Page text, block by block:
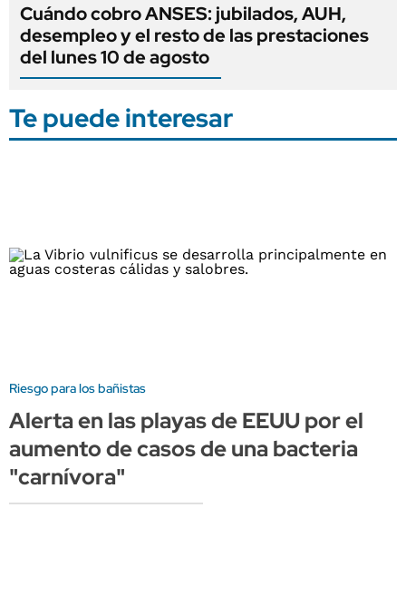
Cuándo cobro ANSES: jubilados, AUH,
desempleo y el resto de las prestaciones
del lunes 10 de agosto
Te puede interesar
Riesgo para los bañistas
Alerta en las playas de EEUU por el
aumento de casos de una bacteria
"carnívora"